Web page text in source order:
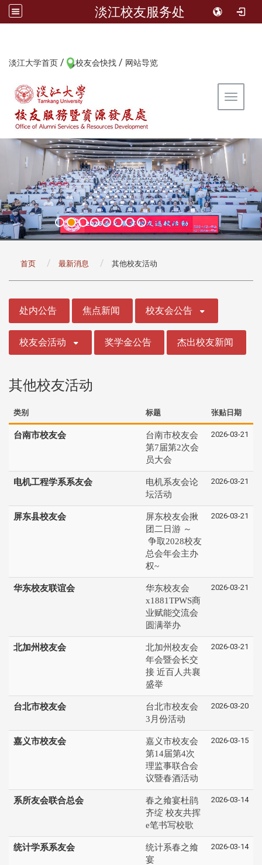
淡江校友服务处
淡江大学首页 / 校友会快找 / 网站导览
Toggle
首页 最新消息 其他校友活动
处内公告 焦点新闻 校友会公告
校友会活动 奖学金公告 杰出校友新闻
其他校友活动
类别 标题 张贴日期
台南市校友会
台南市校友会
第7届第2次会
员大会
2026-03-21
电机工程学系系友会
电机系友会论
坛活动
2026-03-21
屏东县校友会
屏东校友会揪
团二日游 ～
争取2028校友
总会年会主办
权~
2026-03-21
华东校友联谊会
华东校友会
x1881TPWS商
业赋能交流会
圆满举办
2026-03-21
北加州校友会
北加州校友会
年会暨会长交
接 近百人共襄
盛举
2026-03-21
台北市校友会
台北市校友会
3月份活动
2026-03-20
嘉义市校友会
嘉义市校友会
第14届第4次
理监事联合会
议暨春酒活动
2026-03-15
系所友会联合总会
春之飨宴杜鹃
齐绽 校友共挥
e笔书写校歌
2026-03-14
统计学系系友会
统计系春之飨
宴
2026-03-14